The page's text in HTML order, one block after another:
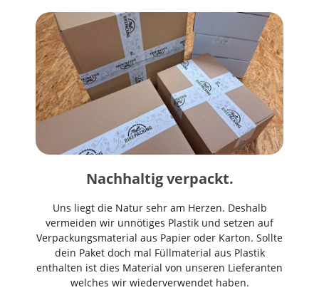
Nachhaltig verpackt.
Uns liegt die Natur sehr am Herzen. Deshalb
vermeiden wir unnötiges Plastik und setzen auf
Verpackungsmaterial aus Papier oder Karton. Sollte
dein Paket doch mal Füllmaterial aus Plastik
enthalten ist dies Material von unseren Lieferanten
welches wir wiederverwendet haben.